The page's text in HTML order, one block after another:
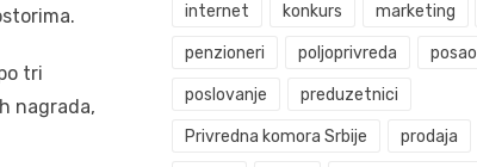
tri
nagrada,
internet konkurs marketing
penzioneri poljoprivreda posao
poslovanje preduzetnici
Privredna komora Srbije prodaja